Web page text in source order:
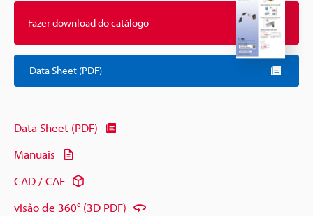
Fazer download do catálogo
Data Sheet (PDF)
Data Sheet (PDF)
Manuais
CAD / CAE
visão de 360° (3D PDF)